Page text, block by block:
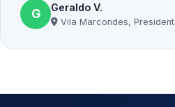
G Geraldo V.
Vila Marcondes,